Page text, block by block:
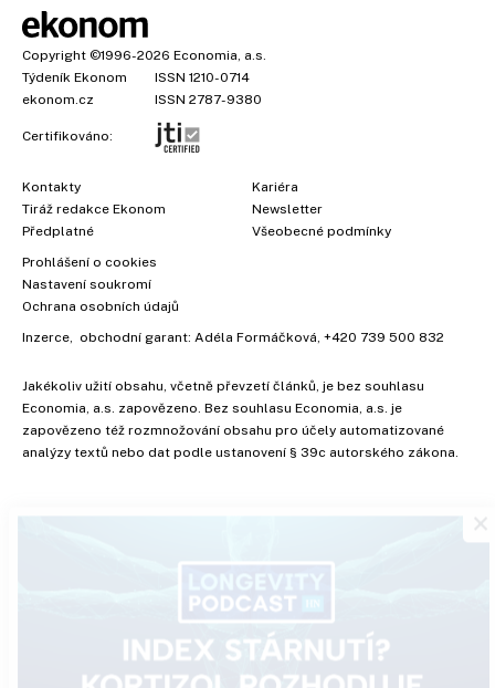
Copyright ©1996-2026 Economia, a.s.
Týdeník Ekonom
ISSN 1210-0714
ekonom.cz
ISSN 2787-9380
Certifikováno:
Kontakty
Tiráž redakce Ekonom
Předplatné
Kariéra
Newsletter
Všeobecné podmínky
Prohlášení o cookies
Nastavení soukromí
Ochrana osobních údajů
Inzerce , obchodní garant: Adéla Formáčková +420 739 500 832
Jakékoliv užití obsahu, včetně převzetí článků, je bez souhlasu
Economia, a.s. zapovězeno. Bez souhlasu Economia, a.s. je
zapovězeno též rozmnožování obsahu pro účely automatizované
analýzy textů nebo dat podle ustanovení § 39c autorského zákona.